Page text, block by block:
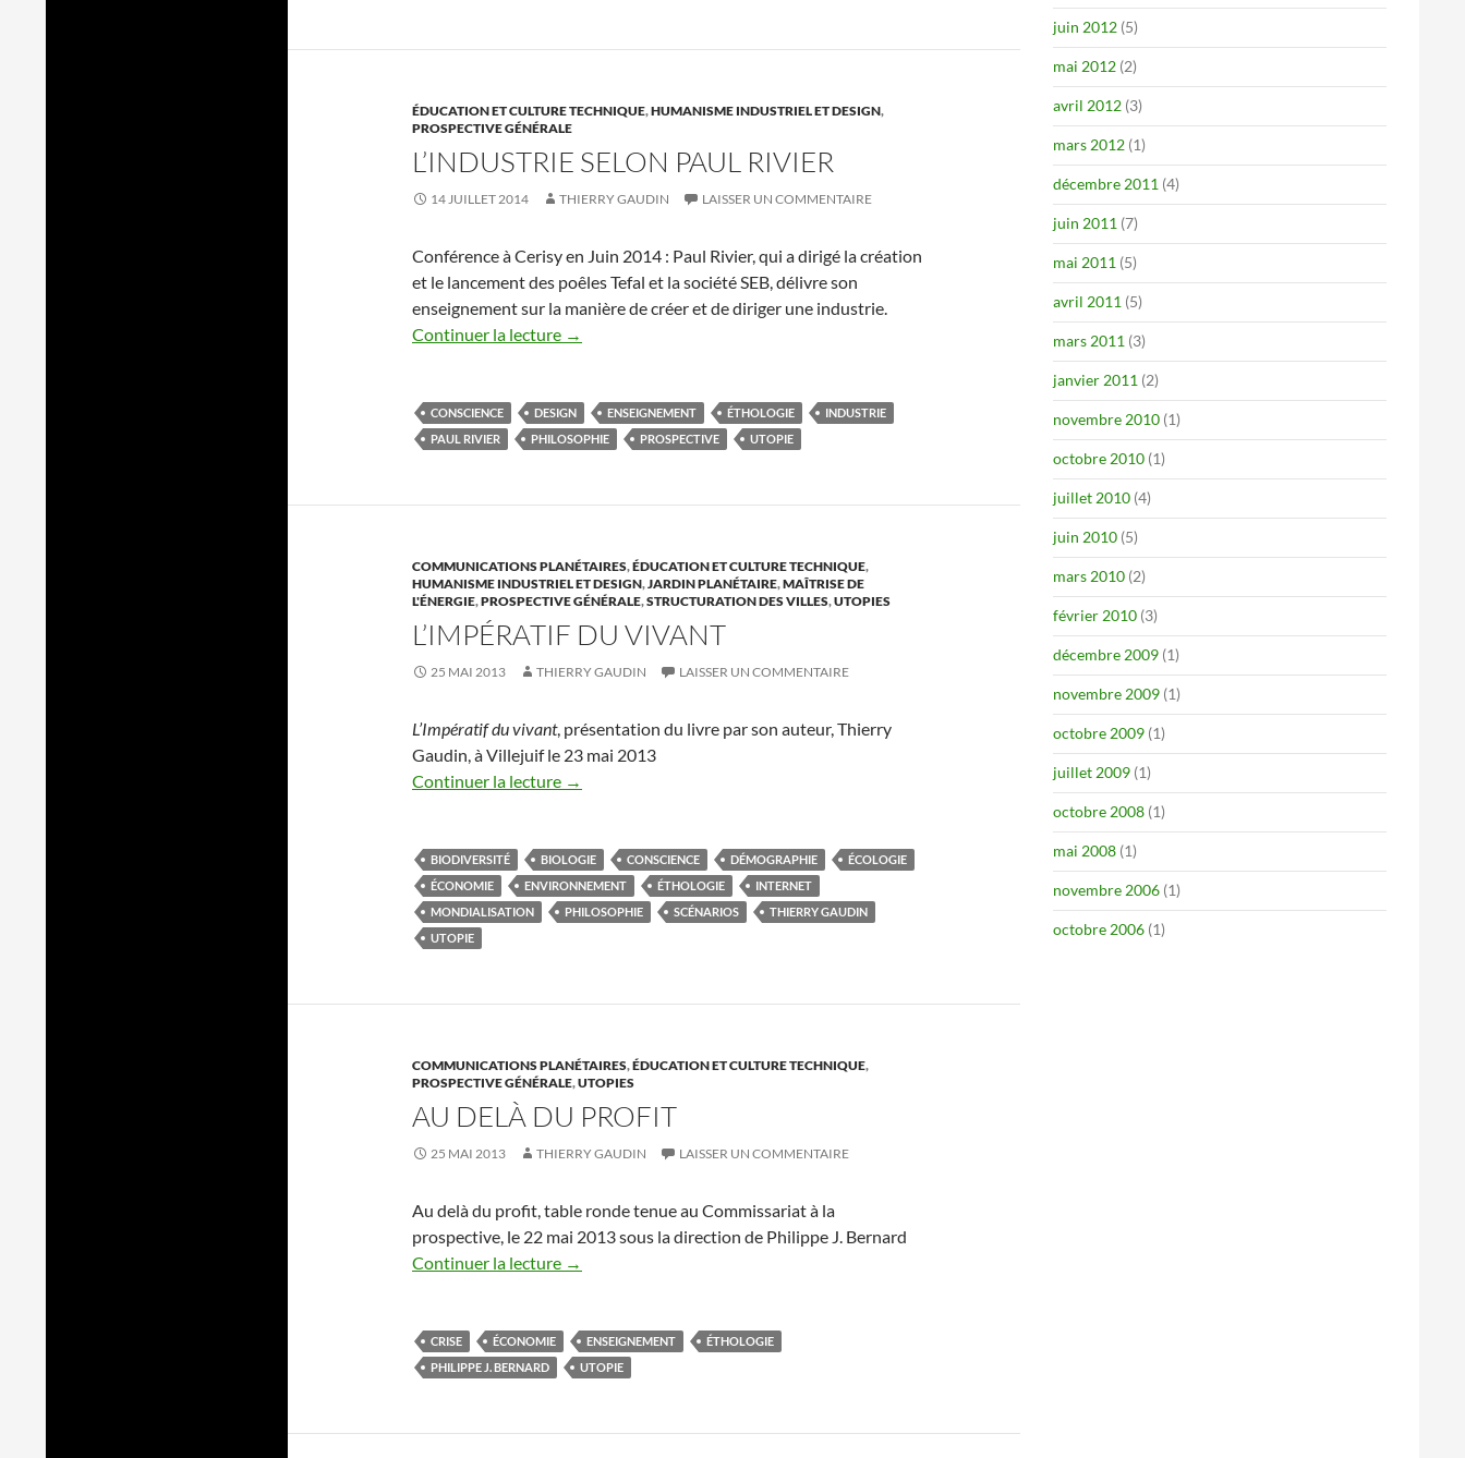
ÉDUCATION ET CULTURE TECHNIQUE,HUMANISME INDUSTRIEL ET DESIGN,
PROSPECTIVE GÉNÉRALE
L’INDUSTRIE SELON PAUL RIVIER
14 JUILLET 2014 THIERRY GAUDIN LAISSER UN COMMENTAIRE
Conférence à Cerisy en Juin 2014 : Paul Rivier, qui a dirigé la création
et le lancement des poêles Tefal et la société SEB, délivre son
enseignement sur la manière de créer et de diriger une industrie.
Continuer la lecture →
CONSCIENCE DESIGN ENSEIGNEMENT ÉTHOLOGIE
INDUSTRIE
PAUL RIVIER
PHILOSOPHIE PROSPECTIVE UTOPIE
COMMUNICATIONS PLANÉTAIRES,ÉDUCATION ET CULTURE TECHNIQUE,
HUMANISME INDUSTRIEL ET DESIGN,JARDIN PLANÉTAIRE,MAÎTRISE DE
L'ÉNERGIE,PROSPECTIVE GÉNÉRALE,STRUCTURATION DES VILLES,UTOPIES
L’IMPÉRATIF DU VIVANT
25 MAI 2013 THIERRY GAUDIN LAISSER UN COMMENTAIRE
L’Impératif du vivant, présentation du livre par son auteur, Thierry
Gaudin, à Villejuif le 23 mai 2013
Continuer la lecture →
BIODIVERSITÉ BIOLOGIE CONSCIENCE DÉMOGRAPHIE
ÉCOLOGIE
ÉCONOMIE
ENVIRONNEMENT ÉTHOLOGIE
INTERNET
MONDIALISATION
PHILOSOPHIE SCÉNARIOS
THIERRY GAUDIN
UTOPIE
COMMUNICATIONS PLANÉTAIRES,ÉDUCATION ET CULTURE TECHNIQUE,
PROSPECTIVE GÉNÉRALE,UTOPIES
AU DELÀ DU PROFIT
25 MAI 2013 THIERRY GAUDIN LAISSER UN COMMENTAIRE
Au delà du profit, table ronde tenue au Commissariat à la
prospective, le 22 mai 2013 sous la direction de Philippe J. Bernard
Continuer la lecture →
CRISE ÉCONOMIE ENSEIGNEMENT
ÉTHOLOGIE
PHILIPPE J. BERNARD
UTOPIE
juin 2012 (5)
mai 2012 (2)
avril 2012 (3)
mars 2012 (1)
décembre 2011 (4)
juin 2011 (7)
mai 2011 (5)
avril 2011 (5)
mars 2011 (3)
janvier 2011 (2)
novembre 2010 (1)
octobre 2010 (1)
juillet 2010 (4)
juin 2010 (5)
mars 2010 (2)
février 2010 (3)
décembre 2009 (1)
novembre 2009 (1)
octobre 2009 (1)
juillet 2009 (1)
octobre 2008 (1)
mai 2008 (1)
novembre 2006 (1)
octobre 2006 (1)